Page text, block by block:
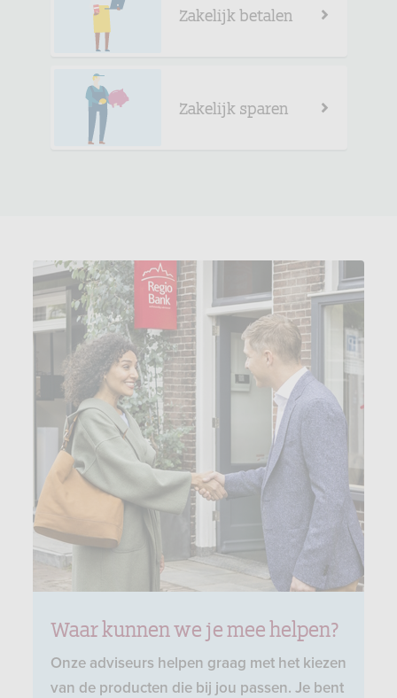
Zakelijk betalen
Zakelijk sparen
Waar kunnen we je mee helpen?
Onze adviseurs helpen graag met het kiezen
van de producten die bij jou passen. Je bent